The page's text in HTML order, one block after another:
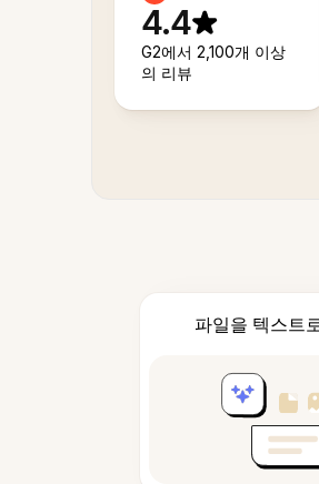
4.4
G2에서 2,100개 이상
의 리뷰
파일을 텍스트